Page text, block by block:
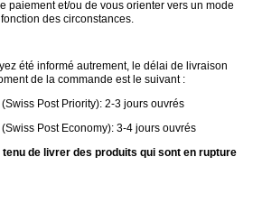
paiement et/ou de vous orienter vers un mode
des circonstances.
été informé autrement, le délai de livraison
de la commande est le suivant :
Post Priority): 2-3 jours ouvrés
Post Economy): 3-4 jours ouvrés
tenu de livrer des produits qui sont en rupture